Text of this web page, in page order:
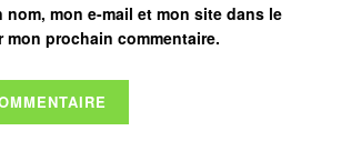
nom, mon e-mail et mon site dans le
prochain commentaire.